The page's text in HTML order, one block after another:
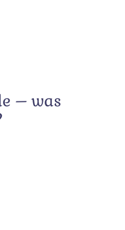
– was